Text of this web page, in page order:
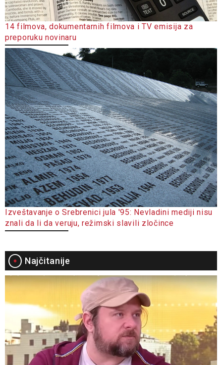
14 filmova, dokumentarnih filmova i TV emisija za
preporuku novinaru
Izveštavanje o Srebrenici jula '95: Nevladini mediji nisu
znali da li da veruju, režimski slavili zločince
Najčitanije